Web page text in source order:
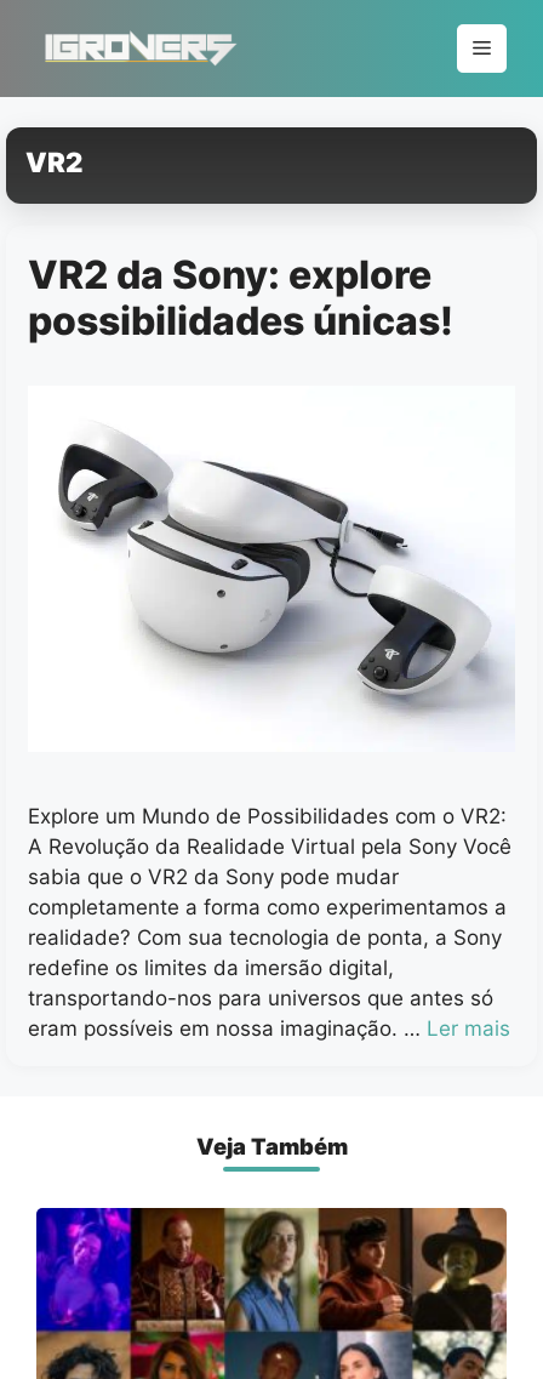
conteúdo
Menu
VR2
VR2 da Sony: explore
possibilidades únicas!
Explore um Mundo de Possibilidades com o VR2:
A Revolução da Realidade Virtual pela Sony Você
sabia que o VR2 da Sony pode mudar
completamente a forma como experimentamos a
realidade? Com sua tecnologia de ponta, a Sony
redefine os limites da imersão digital,
transportando-nos para universos que antes só
eram possíveis em nossa imaginação. … Ler mais
Veja Também